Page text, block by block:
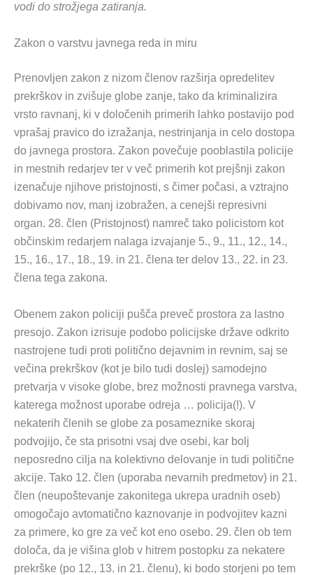
vodi do strožjega zatiranja.
Zakon o varstvu javnega reda in miru
Prenovljen zakon z nizom členov razširja opredelitev
prekrškov in zvišuje globe zanje, tako da kriminalizira
vrsto ravnanj, ki v določenih primerih lahko postavijo pod
vprašaj pravico do izražanja, nestrinjanja in celo dostopa
do javnega prostora. Zakon povečuje pooblastila policije
in mestnih redarjev ter v več primerih kot prejšnji zakon
izenačuje njihove pristojnosti, s čimer počasi, a vztrajno
dobivamo nov, manj izobražen, a cenejši represivni
organ. 28. člen (Pristojnost) namreč tako policistom kot
občinskim redarjem nalaga izvajanje 5., 9., 11., 12., 14.,
15., 16., 17., 18., 19. in 21. člena ter delov 13., 22. in 23.
člena tega zakona.
Obenem zakon policiji pušča preveč prostora za lastno
presojo. Zakon izrisuje podobo policijske države odkrito
nastrojene tudi proti politično dejavnim in revnim, saj se
večina prekrškov (kot je bilo tudi doslej) samodejno
pretvarja v visoke globe, brez možnosti pravnega varstva,
katerega možnost uporabe odreja … policija(!). V
nekaterih členih se globe za posameznike skoraj
podvojijo, če sta prisotni vsaj dve osebi, kar bolj
neposredno cilja na kolektivno delovanje in tudi politične
akcije. Tako 12. člen (uporaba nevarnih predmetov) in 21.
člen (neupoštevanje zakonitega ukrepa uradnih oseb)
omogočajo avtomatično kaznovanje in podvojitev kazni
za primere, ko gre za več kot eno osebo. 29. člen ob tem
določa, da je višina glob v hitrem postopku za nekatere
prekrške (po 12., 13. in 21. členu), ki bodo storjeni po tem